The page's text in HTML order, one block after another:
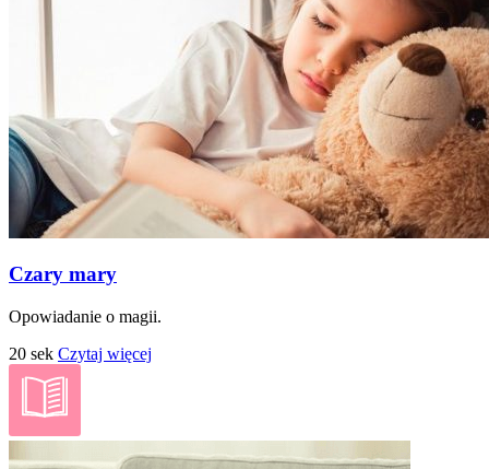
Czary mary
Opowiadanie o magii.
20 sek Czytaj więcej